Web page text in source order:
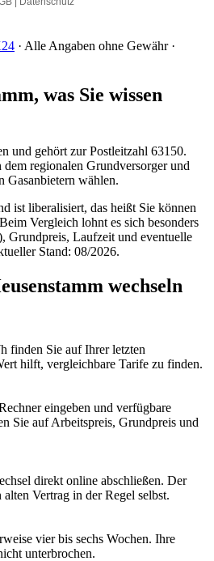
· Alle Angaben ohne Gewähr ·
was Sie wissen
und gehört zur Postleitzahl 63150.
regionalen Grundversorger und
Gasanbietern wählen.
ist liberalisiert, das heißt Sie können
Vergleich lohnt es sich besonders
Grundpreis, Laufzeit und eventuelle
Stand: 08/2026.
wechseln
finden Sie auf Ihrer letzten
hilft, vergleichbare Tarife zu finden.
eingeben und verfügbare
Sie auf Arbeitspreis, Grundpreis und
direkt online abschließen. Der
Vertrag in der Regel selbst.
vier bis sechs Wochen. Ihre
unterbrochen.